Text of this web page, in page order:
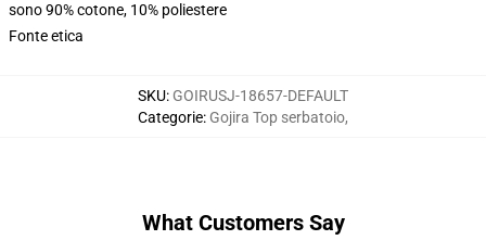
sono 90% cotone, 10% poliestere
Fonte etica
SKU: GOIRUSJ-18657-DEFAULT
Categorie: Gojira Top serbatoio,
What Customers Say